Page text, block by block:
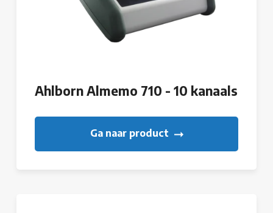
Ahlborn Almemo 710 - 10 kanaals
Ga naar product